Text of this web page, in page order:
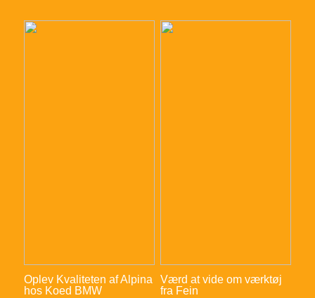
Oplev Kvaliteten af Alpina
hos Koed BMW
Værd at vide om værktøj
fra Fein